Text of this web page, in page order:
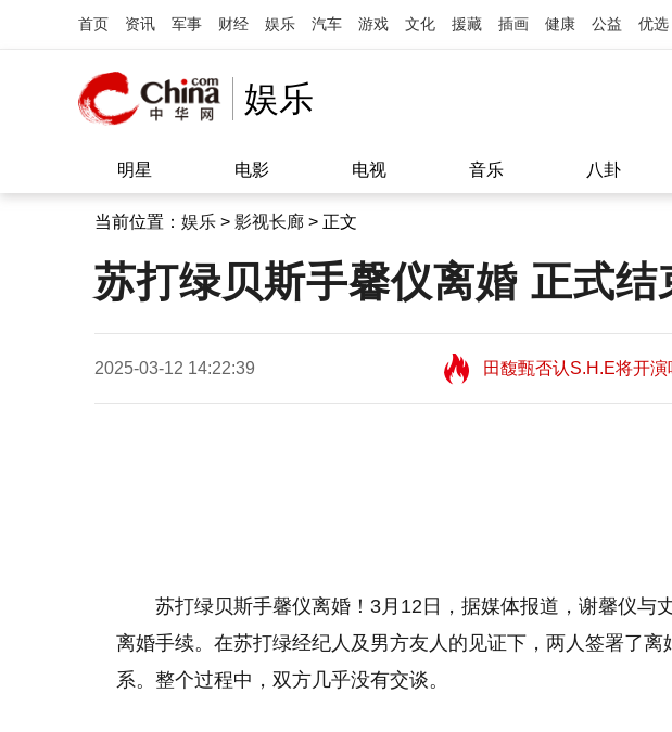
首页 资讯 军事 财经 娱乐 汽车 游戏 文化 援藏 插画 健康 公益 优选
娱乐
明星 电影 电视 音乐 八卦
当前位置： 娱乐 > 影视长廊 > 正文
苏打绿贝斯手馨仪离婚 正式
2025-03-12 14:22:39
田馥甄否认S.H.E将开
望11:08
田馥甄否认S.H.E将开
苏打绿贝斯手馨仪离婚！3月12日，据媒体报道，谢馨仪与
离婚手续。在苏打绿经纪人及男方友人的见证下，两人签署了
系。整个过程中，双方几乎没有交谈。